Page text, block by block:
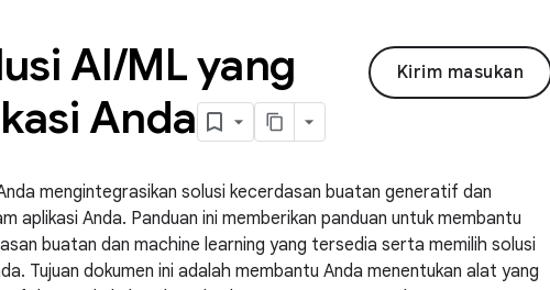
Kirim masukan
AI/ML yang
Anda
mengintegrasikan solusi kecerdasan buatan generatif dan
aplikasi Anda. Panduan ini memberikan panduan untuk membantu
buatan dan machine learning yang tersedia serta memilih solusi
Tujuan dokumen ini adalah membantu Anda menentukan alat yang